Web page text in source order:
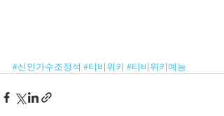
#신인가수조정석 #티비위키 #티비위키예능